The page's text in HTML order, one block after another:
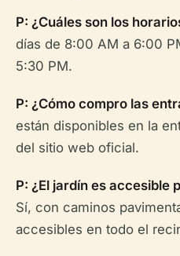
P: ¿Cuáles son los
días de 8:00 AM a 6:00
5:30 PM.
P: ¿Cómo compro las
están disponibles en la
del sitio web oficial.
P: ¿El jardín es accesible
Sí, con caminos
accesibles en todo el